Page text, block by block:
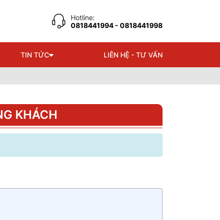
Hotline:
0818441994 - 0818441998
TIN TỨC LIÊN HỆ - TƯ VẤN
KHÁCH